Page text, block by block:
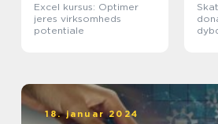
Excel kursus: Optimer
jeres virksomheds
potentiale
18. januar 2024